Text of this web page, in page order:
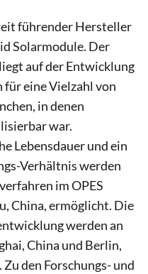
führender Hersteller
Solarmodule. Der
auf der Entwicklung
eine Vielzahl von
in denen
war.
Lebensdauer und ein
Verhältnis werden
im OPES
China, ermöglicht. Die
werden an
China und Berlin,
den Forschungs- und